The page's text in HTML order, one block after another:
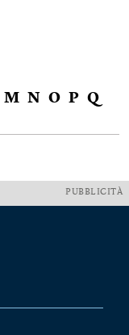
M N O P Q
PUBBLICITÀ